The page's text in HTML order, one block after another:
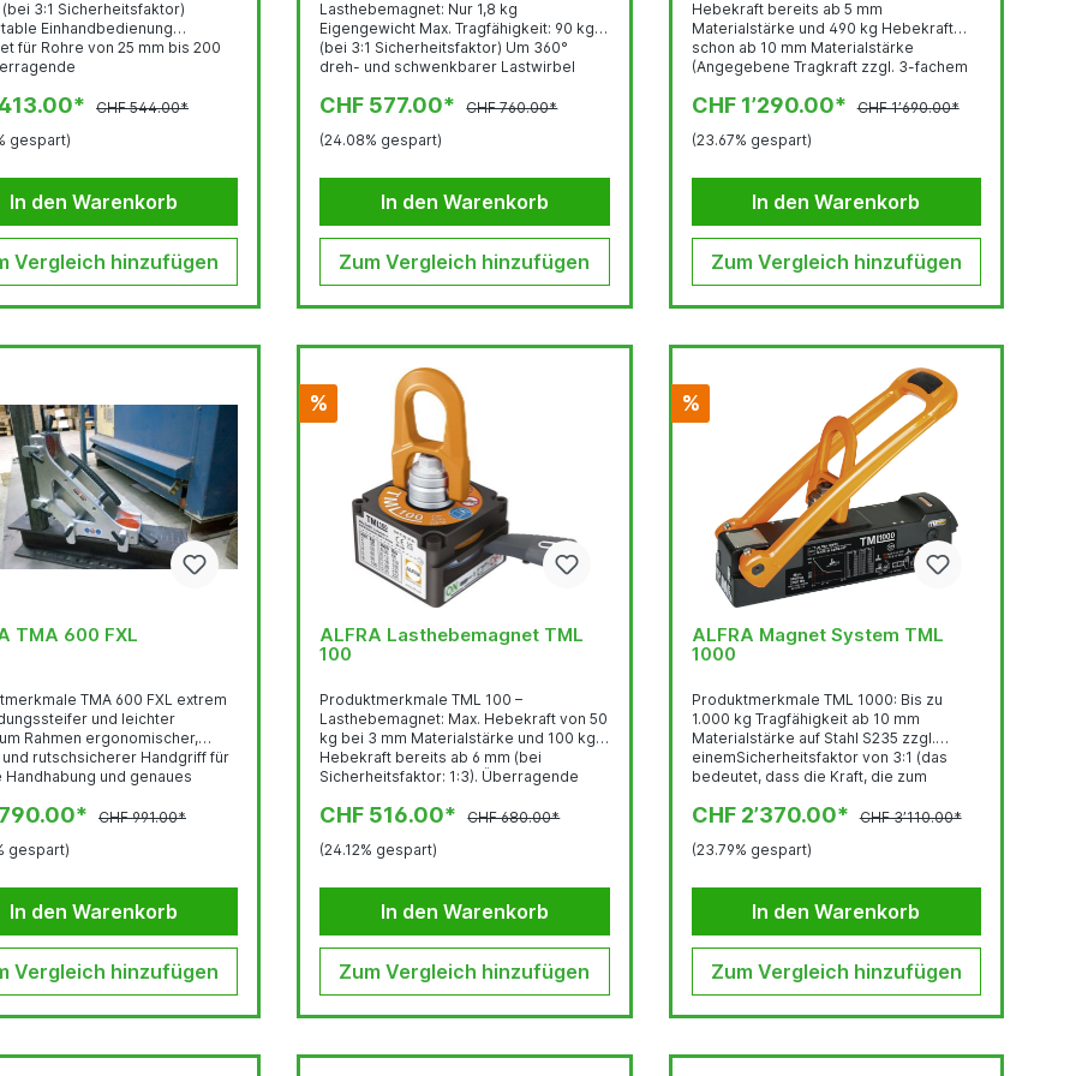
3:1 Sicherheitsfaktor)
Einhandbedienung
für Rohre von 25 mm bis 200
Materialien(bereits ab 1
aus gehärtetem Stahl
vor und garantiert eine
Technische Daten
CHF 544.00*
gespart)
In den Warenkorb
Vergleich hinzufügen
Lasthebemagnet: Nur 1,8 kg
Eigengewicht Max. Tragfähigkeit: 90 kg
(bei 3:1 Sicherheitsfaktor) Um 360°
dreh- und schwenkbarer Lastwirbel
Rohre von 25 mm bis 200 mm
Leistungseigenschaften auf
mm einsetzbar) Um 360° dreh- und
schwenkbarer Lastwirbel, sogar unter
äche aus gehärtetem Stahl mit...
CHF 577.00*
CHF 760.00*
(24.08% gespart)
In den Warenkorb
Zum Vergleich hinzufügen
Hebekraft bereits ab 5 mm
Materialstärke und 490 kg Hebekraft
schon ab 10 mm Materialstärke
(Angegebene Tragkraft zzgl. 3-fachem
dass die Kraft, die zum Abreißen des
maximalen Hebekraft entsprechen
Leistungseigenschaften auf
dünnwandigen Materialien (Bereits ab 1
Eigengewicht bei mind. gleicher
Leistung gegenüber herkömmlichen...
CHF 1’290.00*
CHF 1’690.00*
(23.67% gespart)
In den Warenkorb
Zum Vergleich hinzufügen
TMA 600 FXL
TMA 600 FXL extrem
und leichter
Rahmen ergonomischer,
rutschsicherer Handgriff für
Handhabung und genaues
der Magnetebene für mehr
Viel Platz für sicheres,
Schweißnaht) 4 verstellbare,
Anschläge, um auch lange
CHF 991.00*
gespart)
In den Warenkorb
Vergleich hinzufügen
%
ALFRA Lasthebemagnet TML
100
Produktmerkmale TML 100 –
Lasthebemagnet: Max. Hebekraft von 50
kg bei 3 mm Materialstärke und 100 kg
Hebekraft bereits ab 6 mm (bei
Sicherheitsfaktor: 1:3). Überragende
dünnwandigen Materialien (bereits ab 1
schwenkbarer Lastwirbel (auch unter
Lasthebemagnet: Eigengewicht: 1,7 kg
Abrisskraft: 300 kg (ab 6 mm Blech
Heben:...
CHF 516.00*
CHF 680.00*
(24.12% gespart)
In den Warenkorb
Zum Vergleich hinzufügen
%
ALFRA Magnet System TML
1000
Produktmerkmale TML 1000: Bis zu
1.000 kg Tragfähigkeit ab 10 mm
Materialstärke auf Stahl S235 zzgl.
einemSicherheitsfaktor von 3:1 (das
bedeutet, dass die Kraft, die zum
Dreifachen der maximalen Haftkraft
Leistungseigenschaften auf
mm einsetzbar) Bis zu 70% weniger
Eigengewicht bei mind. gleicher
Magneten Einfache Aktivierung mit
minimalem...
CHF 2’370.00*
CHF 3’110.00*
(23.79% gespart)
In den Warenkorb
Zum Vergleich hinzufügen